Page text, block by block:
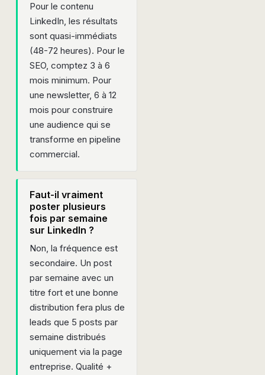
Pour le contenu
LinkedIn, les résultats
sont quasi-immédiats
(48-72 heures). Pour le
SEO, comptez 3 à 6
mois minimum. Pour
une newsletter, 6 à 12
mois pour construire
une audience qui se
transforme en pipeline
commercial.
Faut-il vraiment
poster plusieurs
fois par semaine
sur LinkedIn ?
Non, la fréquence est
secondaire. Un post
par semaine avec un
titre fort et une bonne
distribution fera plus de
leads que 5 posts par
semaine distribués
uniquement via la page
entreprise. Qualité +